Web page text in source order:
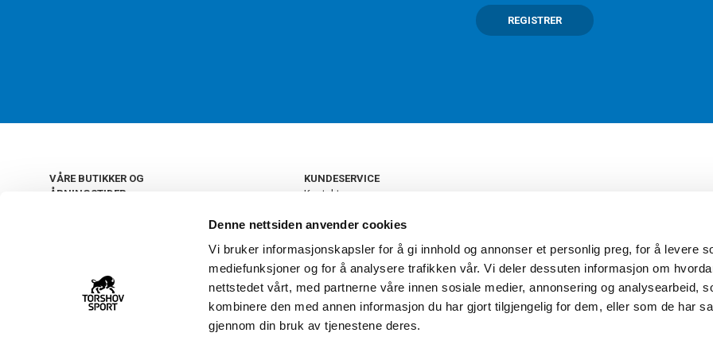
Denne nettsiden anvender cookies
Vi bruker informasjonskapsler for å gi innhold og annonser et personlig preg, for å levere
mediefunksjoner og for å analysere trafikken vår. Vi deler dessuten informasjon om
nettstedet vårt, med partnerne våre innen sosiale medier, annonsering og analysearbeid,
kombinere den med annen informasjon du har gjort tilgjengelig for dem, eller som de har
gjennom din bruk av tjenestene deres.
REGISTRER
VÅRE BUTIKKER OG
ÅPNINGSTIDER
22 09 20 20
KUNDESERVICE
Kontakt oss
Retur og bytte
Personvern
Frakt og levering
Ledige stillinger
FAQ - Ofte stilte spørsmål
Åpenhetsloven
Torshov Sport har over 90 års
klubbhandel. Torshov Sport har
Drammen, Sandvika Storsenter